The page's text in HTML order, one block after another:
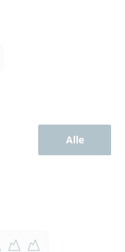
Alle